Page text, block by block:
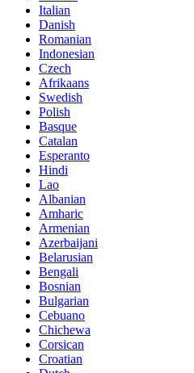
Italian
Danish
Romanian
Indonesian
Czech
Afrikaans
Swedish
Polish
Basque
Catalan
Esperanto
Hindi
Lao
Albanian
Amharic
Armenian
Azerbaijani
Belarusian
Bengali
Bosnian
Bulgarian
Cebuano
Chichewa
Corsican
Croatian